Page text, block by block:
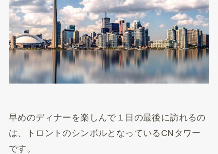
早めのディナーを楽しんで１日の最後に訪れるの
は、トロントのシンボルとなっているCNタワー
です。